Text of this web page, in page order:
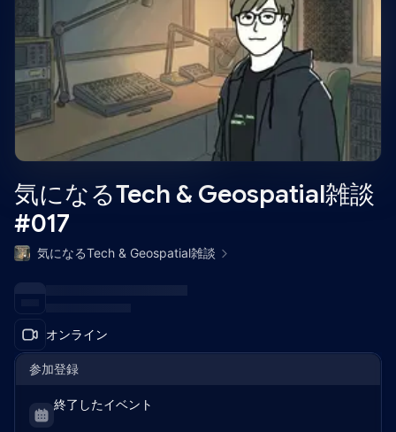
気になるTech & Geospatial雑談
#017
気になるTech & Geospatial雑談
オンライン
参加登録
終了したイベント